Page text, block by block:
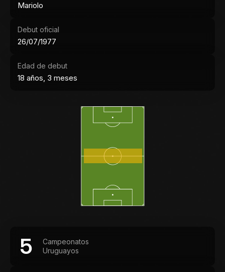
Mariolo
Debut oficial
26/07/1977
Edad de debut
18 años, 3 meses
5
Campeonatos
Uruguayos